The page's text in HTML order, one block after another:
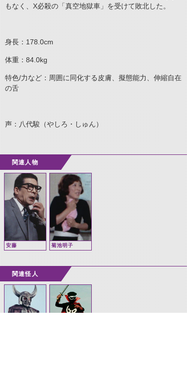
もなく、X必殺の「真空地獄車」を受けて敗北した。
身長：178.0cm
体重：84.0kg
特色/力など：周囲に同化する皮膚、擬態能力、伸縮自在
の舌
声：八代駿（やしろ・しゅん）
関連人物
安藤 菊池明子
関連怪人